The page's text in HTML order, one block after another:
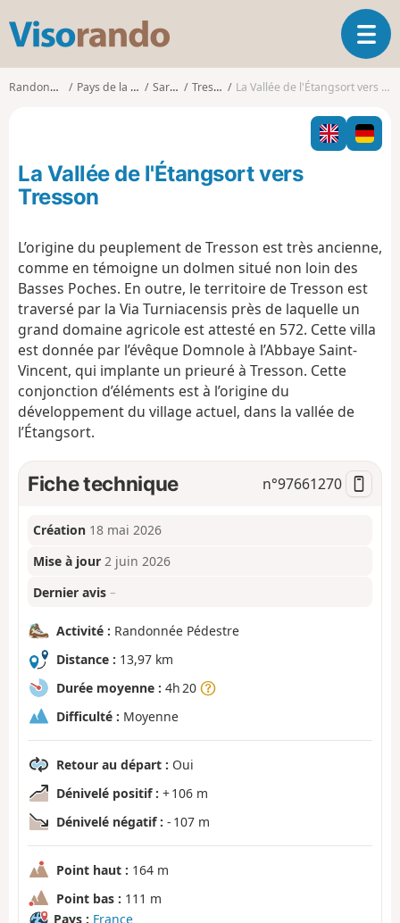
s
o
o
O
u
i
r
l
i
a
i
Randonnées Pays de la Loire Sarthe Tresson La Vallée de l'Étangsort vers Tresson
La Vallée de l'Étangsort vers
Tresson
L’origine du peuplement de Tresson est très ancienne,
comme en témoigne un dolmen situé non loin des
Basses Poches. En outre, le territoire de Tresson est
traversé par la Via Turniacensis près de laquelle un
grand domaine agricole est attesté en 572. Cette villa
est donnée par l’évêque Domnole à l’Abbaye Saint-
Vincent, qui implante un prieuré à Tresson. Cette
conjonction d’éléments est à l’origine du
développement du village actuel, dans la vallée de
l’Étangsort.
Fiche technique n°97661270
Création 18 mai 2026
Mise à jour 2 juin 2026
Dernier avis –
Activité : Randonnée Pédestre
Distance : 13,97 km
Durée moyenne : 4h 20
Difficulté : Moyenne
Retour au départ : Oui
Dénivelé positif : + 106 m
Dénivelé négatif : - 107 m
Point haut : 164 m
Point bas : 111 m
Pays : France